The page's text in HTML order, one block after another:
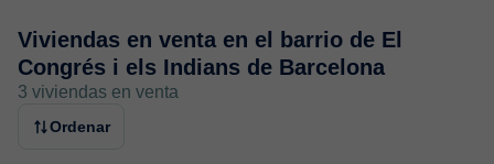
Viviendas en venta en el barrio de El
Congrés i els Indians de Barcelona
3 viviendas en venta
Ordenar